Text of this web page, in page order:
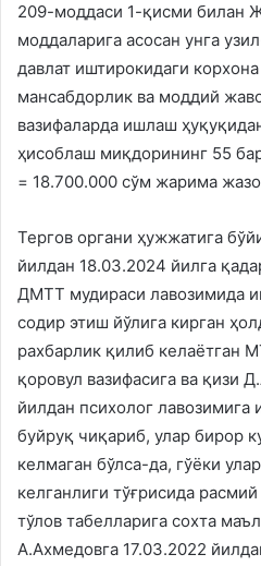
209-моддаси 1-қисми билан
моддаларига асосан унга
давлат иштирокидаги
мансабдорлик ва моддий
вазифаларда ишлаш
ҳисоблаш миқдорининг 55
= 18.700.000 сўм жарима
Тергов органи ҳужжатига
йилдан 18.03.2024 йилга
ДМТТ мудираси лавозимида
содир этиш йўлига кирган
рахбарлик қилиб келаётган
қоровул вазифасига ва қизи
йилдан психолог лавозимига
буйруқ чиқариб, улар бирор
келмаган бўлса-да, гўёки
келганлиги тўғрисида
тўлов табелларига сохта
А.Ахмедовга 17.03.2022